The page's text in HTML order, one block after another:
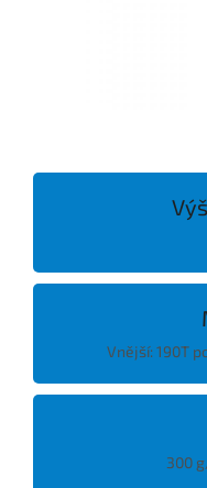
Vnější: 190T
300